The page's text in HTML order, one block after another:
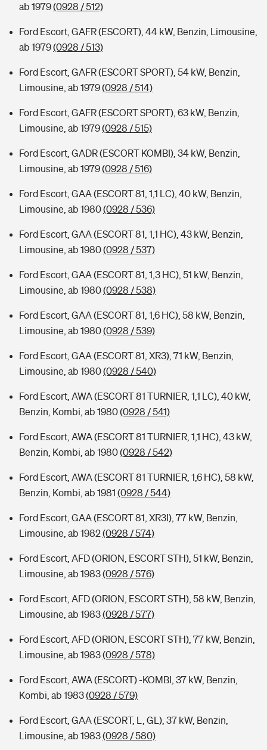
ab 1979(0928 / 512)
Ford Escort, GAFR (ESCORT), 44 kW, Benzin, Limousine,
ab 1979(0928 / 513)
Ford Escort, GAFR (ESCORT SPORT), 54 kW, Benzin,
Limousine, ab 1979(0928 / 514)
Ford Escort, GAFR (ESCORT SPORT), 63 kW, Benzin,
Limousine, ab 1979(0928 / 515)
Ford Escort, GADR (ESCORT KOMBI), 34 kW, Benzin,
Limousine, ab 1979(0928 / 516)
Ford Escort, GAA (ESCORT 81, 1,1 LC), 40 kW, Benzin,
Limousine, ab 1980(0928 / 536)
Ford Escort, GAA (ESCORT 81, 1,1 HC), 43 kW, Benzin,
Limousine, ab 1980(0928 / 537)
Ford Escort, GAA (ESCORT 81, 1,3 HC), 51 kW, Benzin,
Limousine, ab 1980(0928 / 538)
Ford Escort, GAA (ESCORT 81, 1,6 HC), 58 kW, Benzin,
Limousine, ab 1980(0928 / 539)
Ford Escort, GAA (ESCORT 81, XR3), 71 kW, Benzin,
Limousine, ab 1980(0928 / 540)
Ford Escort, AWA (ESCORT 81 TURNIER, 1,1 LC), 40 kW,
Benzin, Kombi, ab 1980(0928 / 541)
Ford Escort, AWA (ESCORT 81 TURNIER, 1,1 HC), 43 kW,
Benzin, Kombi, ab 1980(0928 / 542)
Ford Escort, AWA (ESCORT 81 TURNIER, 1,6 HC), 58 kW,
Benzin, Kombi, ab 1981 (0928 / 544)
Ford Escort, GAA (ESCORT 81, XR3I), 77 kW, Benzin,
Limousine, ab 1982(0928 / 574)
Ford Escort, AFD (ORION, ESCORT STH), 51 kW, Benzin,
Limousine, ab 1983(0928 / 576)
Ford Escort, AFD (ORION, ESCORT STH), 58 kW, Benzin,
Limousine, ab 1983(0928 / 577)
Ford Escort, AFD (ORION, ESCORT STH), 77 kW, Benzin,
Limousine, ab 1983(0928 / 578)
Ford Escort, AWA (ESCORT) -KOMBI, 37 kW, Benzin,
Kombi, ab 1983(0928 / 579)
Ford Escort, GAA (ESCORT, L, GL), 37 kW, Benzin,
Limousine, ab 1983(0928 / 580)